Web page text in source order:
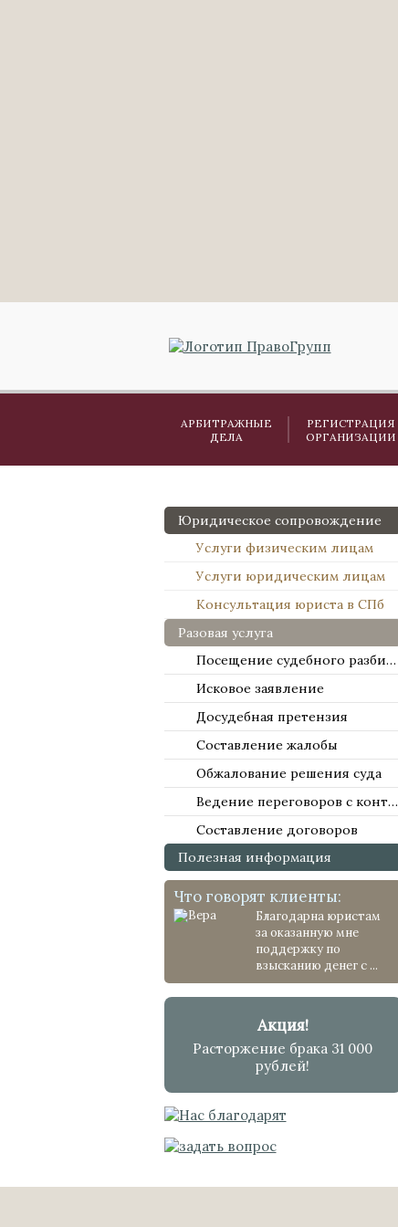
АРБИТРАЖНЫЕ
ДЕЛА
РЕГИСТРАЦИЯ
ОРГАНИЗАЦИИ
Юридическое сопровождение
Услуги физическим лицам
Услуги юридическим лицам
Консультация юриста в СПб
Разовая услуга
Посещение судебного разбирательства
Исковое заявление
Досудебная претензия
Составление жалобы
Обжалование решения суда
Ведение переговоров с контрагентами
Составление договоров
Полезная информация
Что говорят клиенты:
Благодарна юристам
за оказанную мне
поддержку по
взысканию денег с ...
Акция!
Расторжение брака 31 000
рублей!